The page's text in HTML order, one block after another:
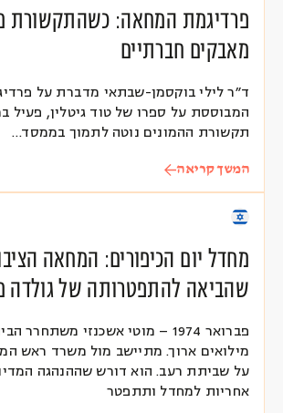
פרדיגמת המחאה: כשהתקשורת
מאבקים חברתיים
ד״ר לילי בוקסמן-שבתאי מדברת על
המבוססת על ספרו של טוד גיטלין, פעיל
תקשורת ההמונים נוטה לתמוך בממסד…
המשך קריאה
מחדל יום הכיפורים: המחאה
שהביאה להתפטרותה של גולדה
פברואר 1974 – מוטי אשכנזי
מילואים ארוך. מתיישב מול משרד ראש
על שביתת רעב. הוא דורש שההנהגה
אחריות למחדל ותתפטר